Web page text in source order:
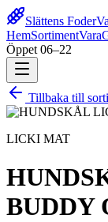
Slättens Foder
HemSortimentVara
Öppet 06–22
Tillbaka till
LICKI MAT
BUDDY